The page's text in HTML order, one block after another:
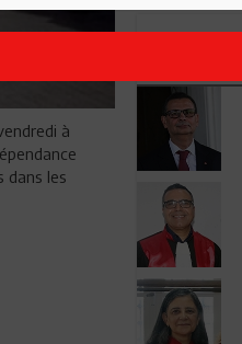
à
dans les